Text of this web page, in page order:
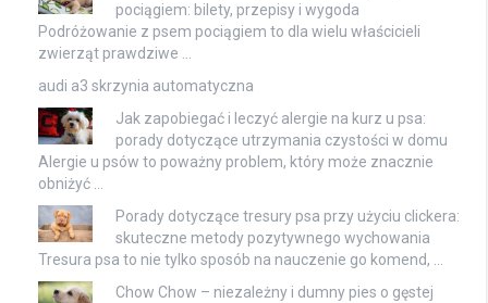
pociągiem: bilety, przepisy i wygoda
Podróżowanie z psem pociągiem to dla wielu właścicieli
zwierząt prawdziwe …
audi a3 skrzynia automatyczna
Jak zapobiegać i leczyć alergie na kurz u psa:
porady dotyczące utrzymania czystości w domu
Alergie u psów to poważny problem, który może znacznie
obniżyć …
Porady dotyczące tresury psa przy użyciu clickera:
skuteczne metody pozytywnego wychowania
Tresura psa to nie tylko sposób na nauczenie go komend, …
Chow Chow – niezależny i dumny pies o gęstej